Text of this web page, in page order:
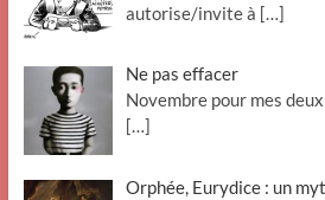
autorise/invite à […]
Ne pas effacer
Novembre pour mes
[…]
Orphée, Eurydice : un